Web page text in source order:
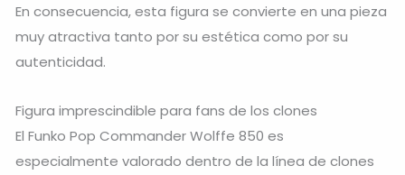
En consecuencia, esta figura se convierte en una pieza
muy atractiva tanto por su estética como por su
autenticidad.
Figura imprescindible para fans de los clones
El Funko Pop Commander Wolffe 850 es
especialmente valorado dentro de la línea de clones